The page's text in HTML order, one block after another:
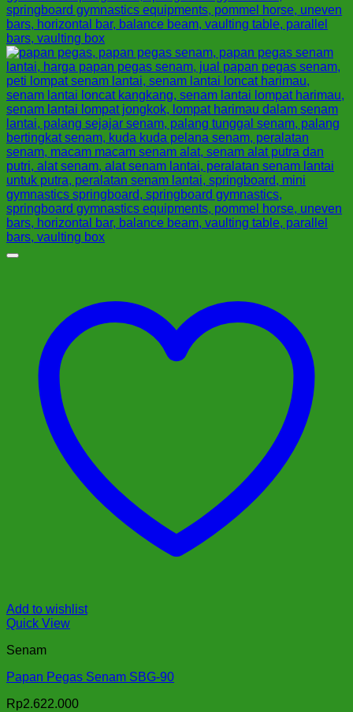
Add to wishlist
Quick View
Senam
Papan Pegas Senam SBG-90
Rp2.622.000